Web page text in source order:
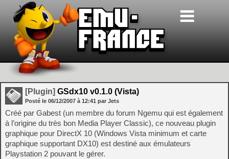
[Plugin] GSdx10 v0.1.0 (Vista)
Posté le 06/12/2007 à 12:41 par Jets
Créé par Gabest (un membre du forum Ngemu qui est également
à l’origine du très bon Media Player Classic), ce nouveau plugin
graphique pour DirectX 10 (Windows Vista minimum et carte
graphique supportant DX10) est destiné aux émulateurs
Playstation 2 pouvant le gérer.